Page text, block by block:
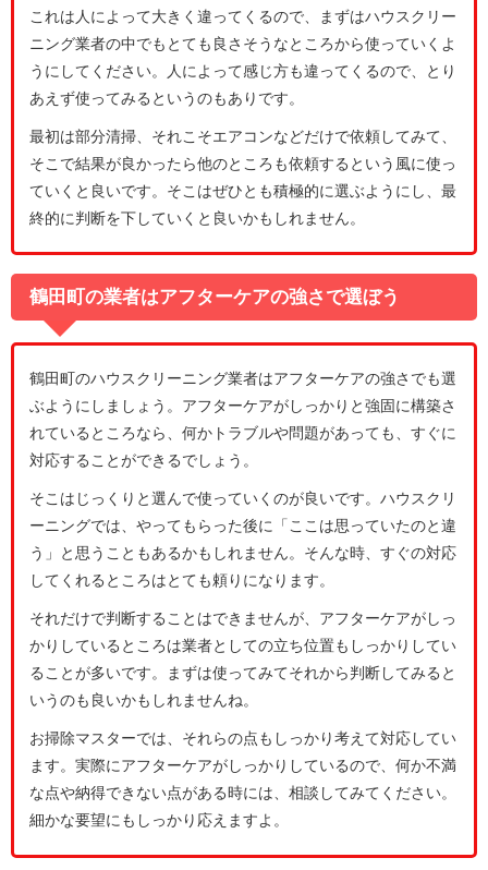
これは人によって大きく違ってくるので、まずはハウスクリー
ニング業者の中でもとても良さそうなところから使っていくよ
うにしてください。人によって感じ方も違ってくるので、とり
あえず使ってみるというのもありです。
最初は部分清掃、それこそエアコンなどだけで依頼してみて、
そこで結果が良かったら他のところも依頼するという風に使っ
ていくと良いです。そこはぜひとも積極的に選ぶようにし、最
終的に判断を下していくと良いかもしれません。
鶴田町の業者はアフターケアの強さで選ぼう
鶴田町のハウスクリーニング業者はアフターケアの強さでも選
ぶようにしましょう。アフターケアがしっかりと強固に構築さ
れているところなら、何かトラブルや問題があっても、すぐに
対応することができるでしょう。
そこはじっくりと選んで使っていくのが良いです。ハウスクリ
ーニングでは、やってもらった後に「ここは思っていたのと違
う」と思うこともあるかもしれません。そんな時、すぐの対応
してくれるところはとても頼りになります。
それだけで判断することはできませんが、アフターケアがしっ
かりしているところは業者としての立ち位置もしっかりしてい
ることが多いです。まずは使ってみてそれから判断してみると
いうのも良いかもしれませんね。
お掃除マスターでは、それらの点もしっかり考えて対応してい
ます。実際にアフターケアがしっかりしているので、何か不満
な点や納得できない点がある時には、相談してみてください。
細かな要望にもしっかり応えますよ。